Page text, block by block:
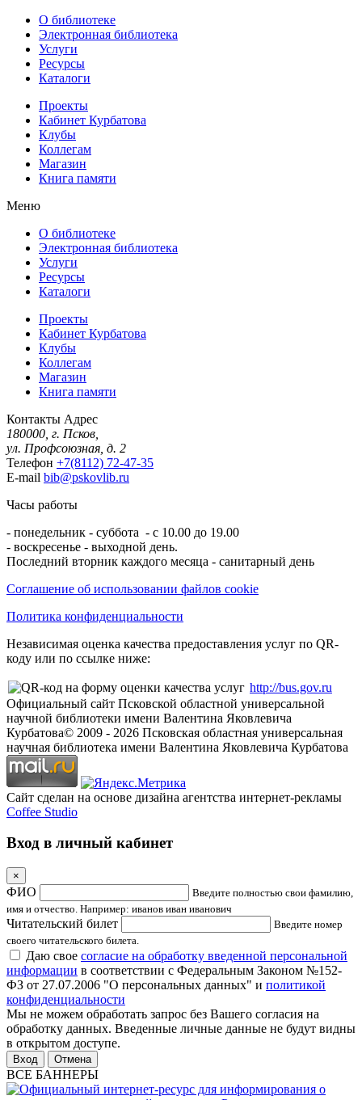
О библиотеке
Электронная библиотека
Услуги
Ресурсы
Каталоги
Проекты
Кабинет Курбатова
Клубы
Коллегам
Магазин
Книга памяти
Меню
О библиотеке
Электронная библиотека
Услуги
Ресурсы
Каталоги
Проекты
Кабинет Курбатова
Клубы
Коллегам
Магазин
Книга памяти
Контакты Адрес
180000, г. Псков,
ул. Профсоюзная, д. 2
Телефон +7(8112) 72-47-35
E-mail bib@pskovlib.ru
Часы работы
- понедельник - суббота - с 10.00 до 19.00
- воскресенье - выходной день.
Последний вторник каждого месяца - санитарный день
Соглашение об использовании файлов cookie
Политика конфиденциальности
Независимая оценка качества предоставления услуг по QR-
коду или по ссылке ниже:
http://bus.gov.ru
Официальный сайт Псковской областной универсальной
научной библиотеки имени Валентина Яковлевича
Курбатова© 2009 - 2026 Псковская областная универсальная
научная библиотека имени Валентина Яковлевича Курбатова
Сайт сделан на основе дизайна агентства интернет-рекламы
Coffee Studio
Вход в личный кабинет
×
ФИО
Введите полностью свои фамилию,
имя и отчество. Например: иванов иван иванович
Читательский билет
Введите номер
своего читательского билета.
Даю свое согласие на обработку введенной персональной
информации в соответствии с Федеральным Законом №152-
ФЗ от 27.07.2006 "О персональных данных" и политикой
конфиденциальности
Мы не можем обработать запрос без Вашего согласия на
обработку данных. Введенные личные данные не будут видны
в открытом доступе.
Отмена
ВСЕ БАННЕРЫ